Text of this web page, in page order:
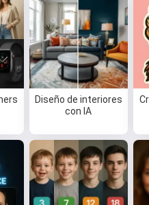
Diseño de interiores
con IA
gratis
de Servicio,
,